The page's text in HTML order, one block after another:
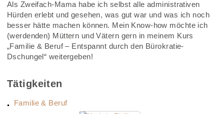
Als Zweifach-Mama habe ich selbst alle administrativen
Hürden erlebt und gesehen, was gut war und was ich noch
besser hätte machen können. Mein Know-how möchte ich
(werdenden) Müttern und Vätern gern in meinem Kurs
„Familie & Beruf – Entspannt durch den Bürokratie-
Dschungel“ weitergeben!
Tätigkeiten
Familie & Beruf